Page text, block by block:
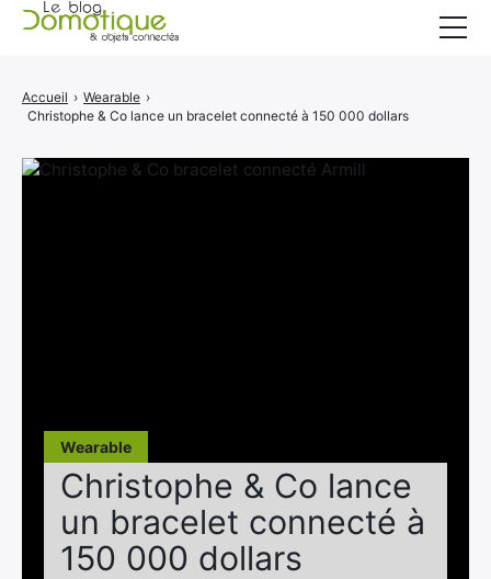
Wearable
Christophe & Co lance
un bracelet connecté à
150 000 dollars
Accueil › Wearable ›
Christophe & Co lance un bracelet connecté à 150 000 dollars
Catégories
A propos